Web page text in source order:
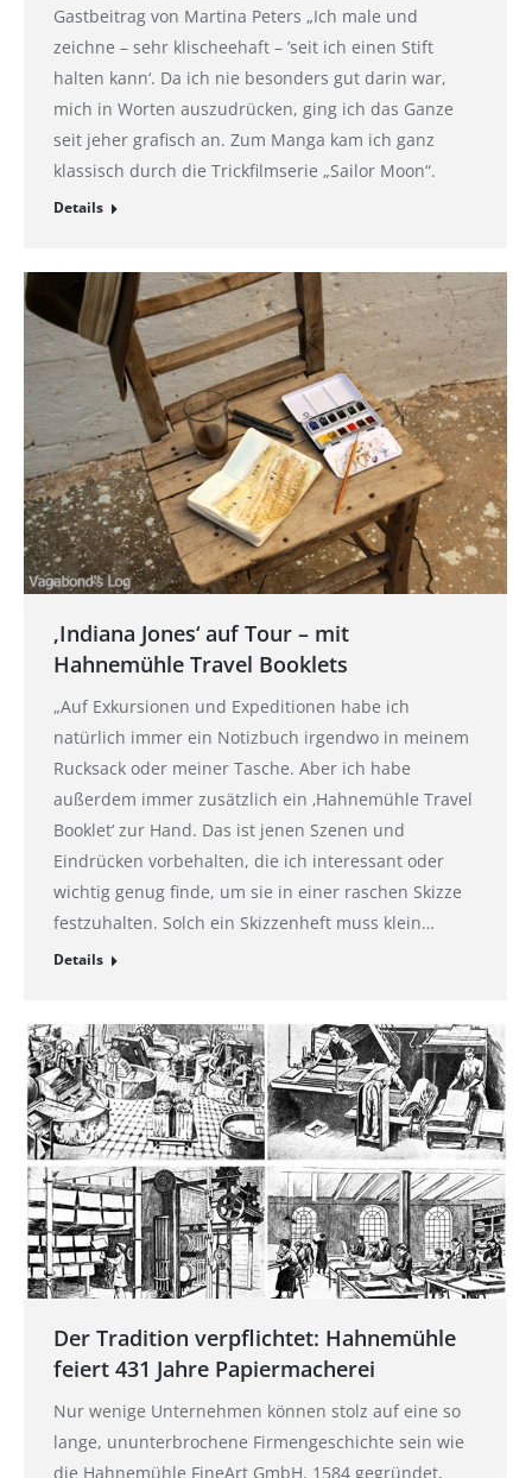
Gastbeitrag von Martina Peters „Ich male und
zeichne – sehr klischeehaft – ’seit ich einen Stift
halten kann‘. Da ich nie besonders gut darin war,
mich in Worten auszudrücken, ging ich das Ganze
seit jeher grafisch an. Zum Manga kam ich ganz
klassisch durch die Trickfilmserie „Sailor Moon“.
Details
‚Indiana Jones‘ auf Tour – mit
Hahnemühle Travel Booklets
„Auf Exkursionen und Expeditionen habe ich
natürlich immer ein Notizbuch irgendwo in meinem
Rucksack oder meiner Tasche. Aber ich habe
außerdem immer zusätzlich ein ‚Hahnemühle Travel
Booklet‘ zur Hand. Das ist jenen Szenen und
Eindrücken vorbehalten, die ich interessant oder
wichtig genug finde, um sie in einer raschen Skizze
festzuhalten. Solch ein Skizzenheft muss klein…
Details
Der Tradition verpflichtet: Hahnemühle
feiert 431 Jahre Papiermacherei
Nur wenige Unternehmen können stolz auf eine so
lange, ununterbrochene Firmengeschichte sein wie
die Hahnemühle FineArt GmbH. 1584 gegründet,